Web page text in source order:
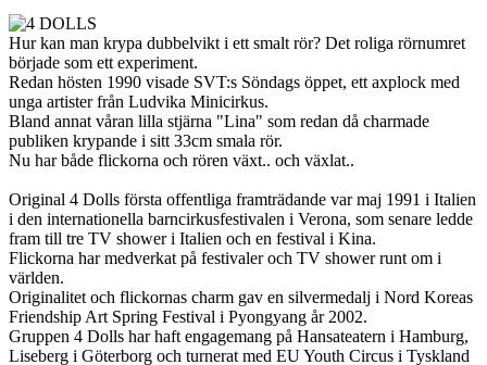
Hur kan man krypa dubbelvikt i ett smalt rör? Det roliga rörnumret
började som ett experiment.
Redan hösten 1990 visade SVT:s Söndags öppet, ett axplock med
unga artister från Ludvika Minicirkus.
Bland annat våran lilla stjärna "Lina" som redan då charmade
publiken krypande i sitt 33cm smala rör.
Nu har både flickorna och rören växt.. och växlat..
Original 4 Dolls första offentliga framträdande var maj 1991 i Italien
i den internationella barncirkusfestivalen i Verona, som senare ledde
fram till tre TV shower i Italien och en festival i Kina.
Flickorna har medverkat på festivaler och TV shower runt om i
världen.
Originalitet och flickornas charm gav en silvermedalj i Nord Koreas
Friendship Art Spring Festival i Pyongyang år 2002.
Gruppen 4 Dolls har haft engagemang på Hansateatern i Hamburg,
Liseberg i Göterborg och turnerat med EU Youth Circus i Tyskland